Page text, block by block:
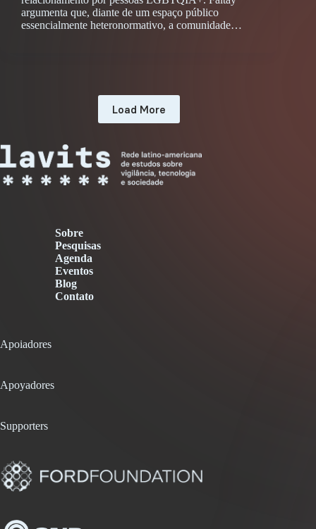
argumenta que, diante de um espaço público
essencialmente heteronormativo, a comunidade…
Load More
Sobre
Pesquisas
Agenda
Eventos
Blog
Contato
Apoiadores
Apoyadores
Supporters